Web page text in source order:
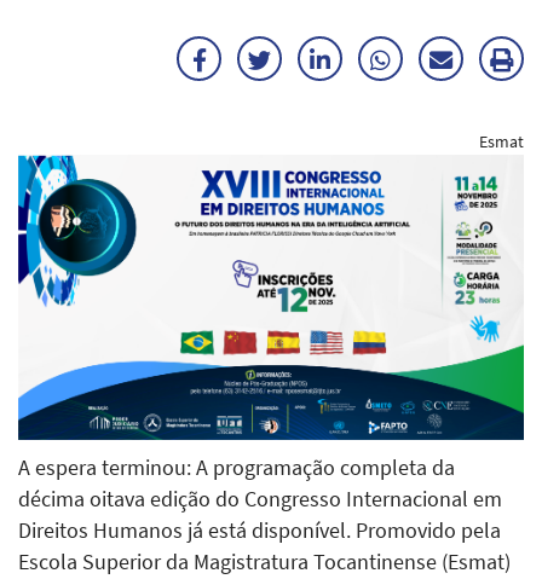
FacebookTwitterLinkedInWhatsApp
Enviar
mail
Esmat
A espera terminou: A programação completa da
décima oitava edição do Congresso Internacional em
Direitos Humanos já está disponível. Promovido pela
Escola Superior da Magistratura Tocantinense (Esmat)